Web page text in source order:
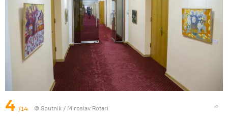
4 /14 © Sputnik / Miroslav Rotari